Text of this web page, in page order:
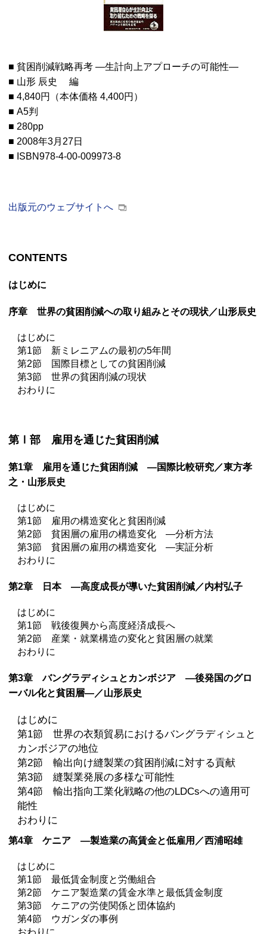
■ 貧困削減戦略再考 —生計向上アプローチの可能性—
■ 山形 辰史 編
■ 4,840円（本体価格 4,400円）
■ A5判
■ 280pp
■ 2008年3月27日
■ ISBN978-4-00-009973-8
出版元のウェブサイトへ
CONTENTS
はじめに
序章 世界の貧困削減への取り組みとその現状／山形辰史
はじめに
第1節 新ミレニアムの最初の5年間
第2節 国際目標としての貧困削減
第3節 世界の貧困削減の現状
おわりに
第Ⅰ部 雇用を通じた貧困削減
第1章 雇用を通じた貧困削減 —国際比較研究／東方孝
之・山形辰史
はじめに
第1節 雇用の構造変化と貧困削減
第2節 貧困層の雇用の構造変化 —分析方法
第3節 貧困層の雇用の構造変化 —実証分析
おわりに
第2章 日本 —高度成長が導いた貧困削減／内村弘子
はじめに
第1節 戦後復興から高度経済成長へ
第2節 産業・就業構造の変化と貧困層の就業
おわりに
第3章 バングラディシュとカンボジア —後発国のグロ
ーバル化と貧困層—／山形辰史
はじめに
第1節 世界の衣類貿易におけるバングラディシュと
カンボジアの地位
第2節 輸出向け縫製業の貧困削減に対する貢献
第3節 縫製業発展の多様な可能性
第4節 輸出指向工業化戦略の他のLDCsへの適用可
能性
おわりに
第4章 ケニア —製造業の高賃金と低雇用／西浦昭雄
はじめに
第1節 最低賃金制度と労働組合
第2節 ケニア製造業の賃金水準と最低賃金制度
第3節 ケニアの労使関係と団体協約
第4節 ウガンダの事例
おわりに